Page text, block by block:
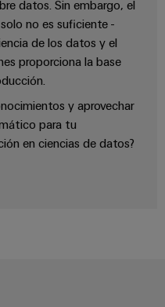
datos. Sin embargo, el
no es suficiente -
de los datos y el
proporciona la base
y aprovechar
para tu
en ciencias de datos?